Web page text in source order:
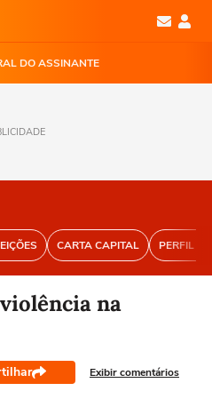
DO ASSINANTE
CARTA CAPITAL PERFIL
na
Exibir comentários